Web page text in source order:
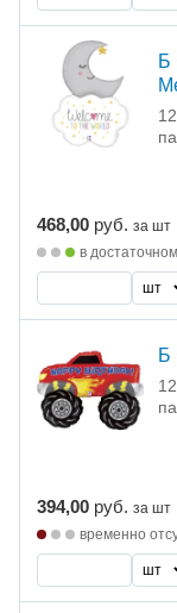
Б
468,00 руб. за шт
в
Б
394,00 руб. за шт
временно